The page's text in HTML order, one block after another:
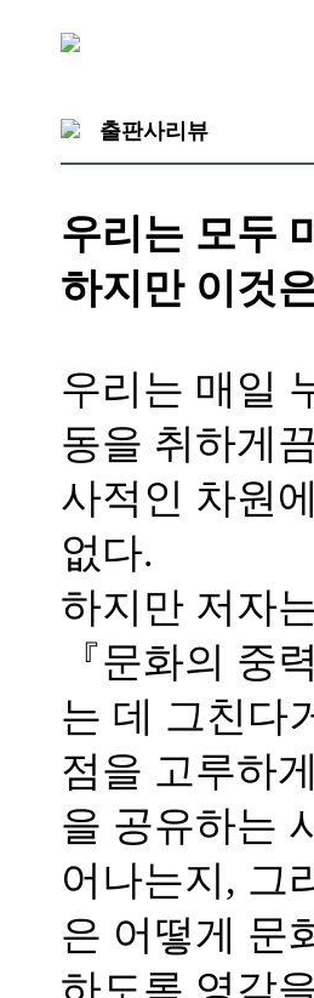
출판사리뷰
우리는 모두
하지만 이것
우리는 매일
동을 취하게
사적인 차원
없다.
하지만 저자
『문화의 중
는 데 그친다
점을 고루하
을 공유하는
어나는지, 그
은 어떻게 문
하도록 영감